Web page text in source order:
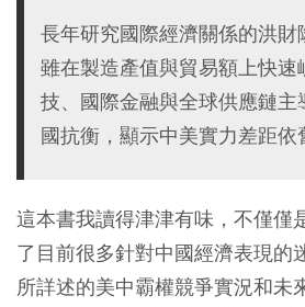
長年研究國際經濟關係的洪財
雖在製造產值與貿易額上快速
技、國際金融與全球供應鏈主
國抗衡，顯示中美實力差距依
這本書我讀得津津有味，不僅僅
了目前很多針對中國經濟表現的
所詳述的美中霸權競爭實況和未